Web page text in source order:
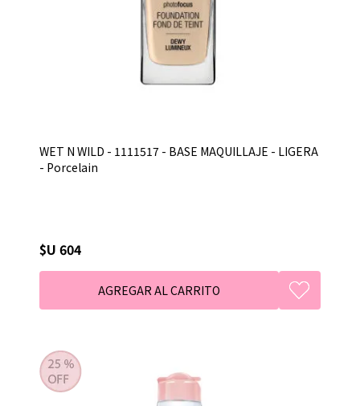
WET N WILD - 1111517 - BASE MAQUILLAJE - LIGERA
- Porcelain
$U 604